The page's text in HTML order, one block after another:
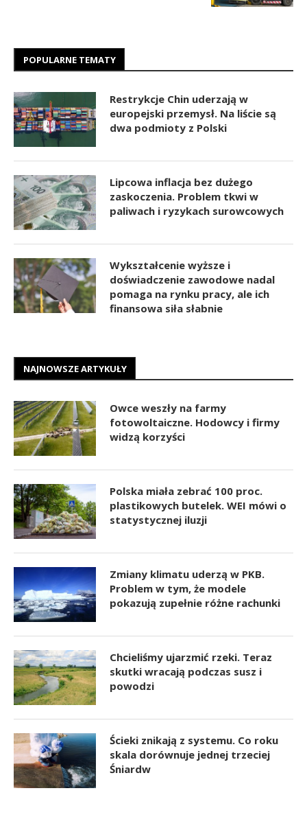
POPULARNE TEMATY
Restrykcje Chin uderzają w
europejski przemysł. Na liście są
dwa podmioty z Polski
Lipcowa inflacja bez dużego
zaskoczenia. Problem tkwi w
paliwach i ryzykach surowcowych
Wykształcenie wyższe i
doświadczenie zawodowe nadal
pomaga na rynku pracy, ale ich
finansowa siła słabnie
NAJNOWSZE ARTYKUŁY
Owce weszły na farmy
fotowoltaiczne. Hodowcy i firmy
widzą korzyści
Polska miała zebrać 100 proc.
plastikowych butelek. WEI mówi o
statystycznej iluzji
Zmiany klimatu uderzą w PKB.
Problem w tym, że modele
pokazują zupełnie różne rachunki
Chcieliśmy ujarzmić rzeki. Teraz
skutki wracają podczas susz i
powodzi
Ścieki znikają z systemu. Co roku
skala dorównuje jednej trzeciej
Śniardw